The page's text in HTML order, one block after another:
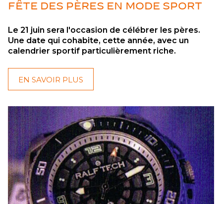
FÊTE DES PÈRES EN MODE SPORT
Le 21 juin sera l'occasion de célébrer les pères.
Une date qui cohabite, cette année, avec un
calendrier sportif particulièrement riche.
EN SAVOIR PLUS